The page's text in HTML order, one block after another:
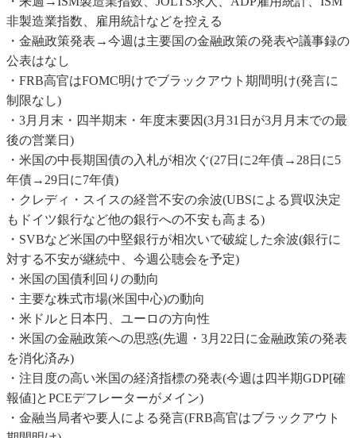
非製造業指数、雇用統計などを控える
・金融政策発表→今週は主要国の金融政策の発表や議事録の
公表はなし
・FRB高官はFOMC明けでブラックアウト期間明け(発言に
制限なし)
・3月月末・四半期末・年度末要因(3月31日が3月月末での最
後の営業日)
・米国の中長期国債の入札が相次ぐ(27日に2年債→28日に5
年債→29日に7年債)
・クレディ・スイスの経営不安の余波(UBSによる買収決定
もドイツ銀行など他の銀行への不安も高まる)
・SVBなど米国の中堅銀行が相次いで破綻した余波(銀行に
対する不安が継続中、今週公聴会を予定)
・米国の国債利回りの動向
・主要な株式市場(米国中心)の動向
・米ドルと日本円、ユーロの方向性
・米国の金融政策への思惑(先週・3月22日に金融政策の発表
を消化済み)
・注目度の高い米国の経済指標の発表(今週は四半期GDP[確
報値]とPCEデフレーターがメイン)
・金融当局者や要人による発言(FRB高官はブラックアウト